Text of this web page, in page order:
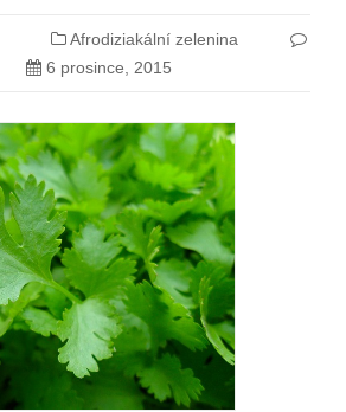
Afrodiziakální zelenina
6 prosince, 2015